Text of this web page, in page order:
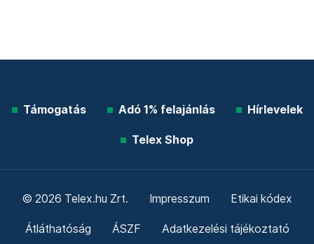
Támogatás Adó 1% felajánlás Hírlevelek
Telex Shop
© 2026 Telex.hu Zrt. Impresszum Etikai kódex
Átláthatóság ÁSZF Adatkezelési tájékoztató